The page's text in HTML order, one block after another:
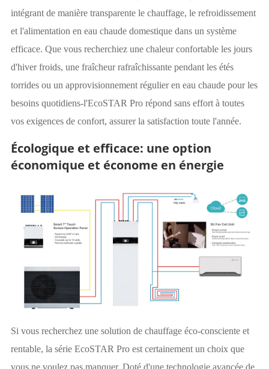
intégrant de manière transparente le chauffage, le refroidissement
et l'alimentation en eau chaude domestique dans un système
efficace. Que vous recherchiez une chaleur confortable les jours
d'hiver froids, une fraîcheur rafraîchissante pendant les étés
torrides ou un approvisionnement régulier en eau chaude pour les
besoins quotidiens-l'EcoSTAR Pro répond sans effort à toutes
vos exigences de confort, assurer la satisfaction toute l'année.
Écologique et efficace: une option
économique et économe en énergie
Si vous recherchez une solution de chauffage éco-consciente et
rentable, la série EcoSTAR Pro est certainement un choix que
vous ne voulez pas manquer. Doté d'une technologie avancée de